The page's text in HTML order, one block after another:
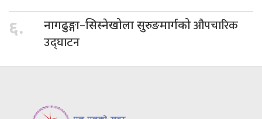
६. नागढुङ्गा–सिस्नेखोला सुरुङमार्गकोऔपचारिक
उद्घाटन